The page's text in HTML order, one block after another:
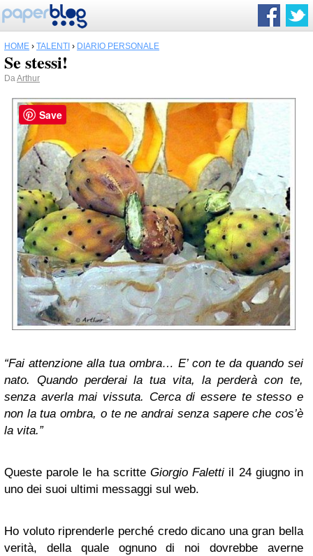
HOME › TALENTI › DIARIO PERSONALE
Se stessi!
DaArthur
“Fai attenzione alla tua ombra… E’ con te da quando sei
nato. Quando perderai la tua vita, la perderà con te,
senza averla mai vissuta. Cerca di essere te stesso e
non la tua ombra, o te ne andrai senza sapere che cos’è
la vita.”
Queste parole le ha scritte Giorgio Faletti il 24 giugno in
uno dei suoi ultimi messaggi sul web.
Ho voluto riprenderle perché credo dicano una gran bella
verità, della quale ognuno di noi dovrebbe averne
Save